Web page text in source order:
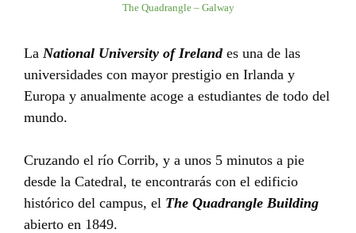
The Quadrangle – Galway
La National University of Irelandes una de las
universidades con mayor prestigio en Irlanda y
Europa y anualmente acoge a estudiantes de todo del
mundo.
Cruzando el río Corrib, y a unos 5 minutos a pie
desde la Catedral, te encontrarás con el edificio
histórico del campus, el The Quadrangle Building
abierto en 1849.